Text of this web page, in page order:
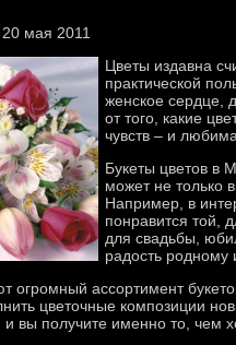
мая 2011
Цветы издавна
практической
женское сердце,
от того, какие
чувств – и
Букеты цветов в
может не только
Например, в
понравится той,
для свадьбы,
радость родному
огромный ассортимент
цветочные композиции
вы получите именно то, чем